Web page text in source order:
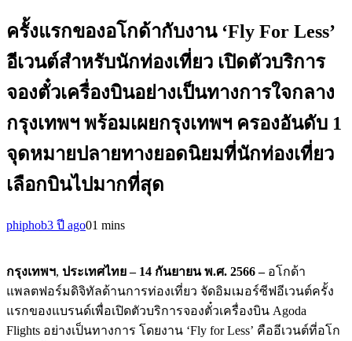
ครั้งแรกของอโกด้ากับงาน ‘Fly For Less’
อีเวนต์สำหรับนักท่องเที่ยว เปิดตัวบริการ
จองตั๋วเครื่องบินอย่างเป็นทางการใจกลาง
กรุงเทพฯ พร้อมเผยกรุงเทพฯ ครองอันดับ 1
จุดหมายปลายทางยอดนิยมที่นักท่องเที่ยว
เลือกบินไปมากที่สุด
phiphob3 ปี ago01 mins
กรุงเทพฯ, ประเทศไทย – 14 กันยายน พ.ศ. 2566 – อโกด้า
แพลตฟอร์มดิจิทัลด้านการท่องเที่ยว จัดอิมเมอร์ซีฟอีเวนต์ครั้ง
แรกของแบรนด์เพื่อเปิดตัวบริการจองตั๋วเครื่องบิน Agoda
Flights อย่างเป็นทางการ โดยงาน ‘Fly for Less’ คืออีเวนต์ที่อโก